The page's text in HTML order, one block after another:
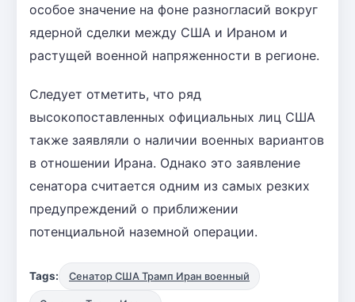
особое значение на фоне разногласий вокруг
ядерной сделки между США и Ираном и
растущей военной напряженности в регионе.
Следует отметить, что ряд
высокопоставленных официальных лиц США
также заявляли о наличии военных вариантов
в отношении Ирана. Однако это заявление
сенатора считается одним из самых резких
предупреждений о приближении
потенциальной наземной операции.
Tags: Сенатор США Трамп Иран военный